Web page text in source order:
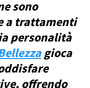
sono
a trattamenti
personalità
gioca
offrendo